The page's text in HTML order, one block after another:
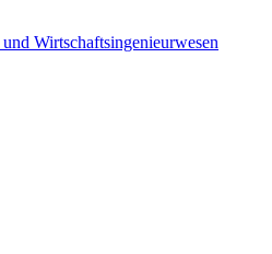
Wirtschaftsingenieurwesen